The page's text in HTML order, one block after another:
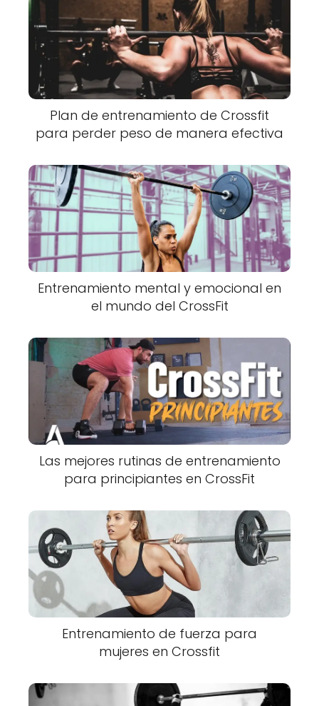
Plan de entrenamiento de Crossfit
para perder peso de manera efectiva
Entrenamiento mental y emocional en
el mundo del CrossFit
Las mejores rutinas de entrenamiento
para principiantes en CrossFit
Entrenamiento de fuerza para
mujeres en Crossfit